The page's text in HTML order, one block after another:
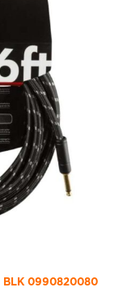
BLK 0990820080